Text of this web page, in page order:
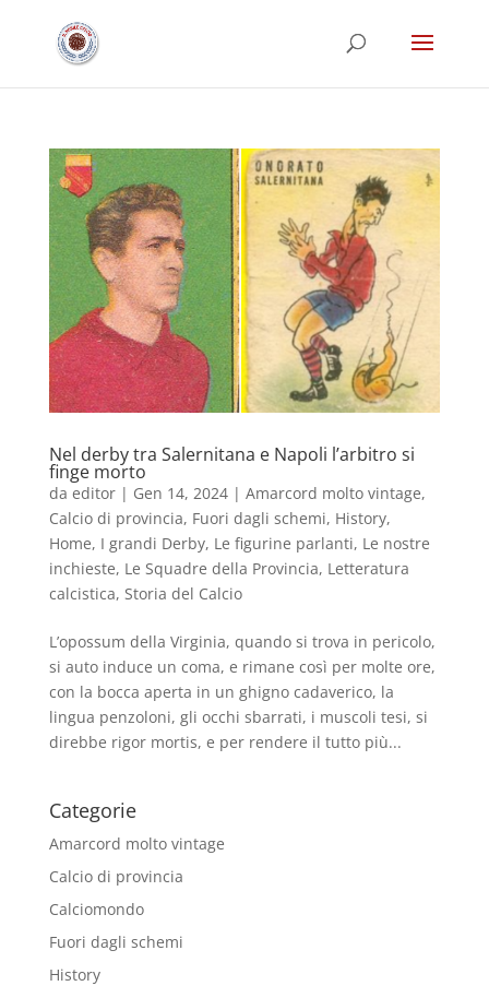
Nel derby tra Salernitana e Napoli l’arbitro si
finge morto
da editor| Gen 14, 2024| Amarcord molto vintage,
Calcio di provincia, Fuori dagli schemi, History,
Home, I grandi Derby, Le figurine parlanti, Le nostre
inchieste, Le Squadre della Provincia, Letteratura
calcistica, Storia del Calcio
L’opossum della Virginia, quando si trova in pericolo,
si auto induce un coma, e rimane così per molte ore,
con la bocca aperta in un ghigno cadaverico, la
lingua penzoloni, gli occhi sbarrati, i muscoli tesi, si
direbbe rigor mortis, e per rendere il tutto più...
Categorie
Amarcord molto vintage
Calcio di provincia
Calciomondo
Fuori dagli schemi
History